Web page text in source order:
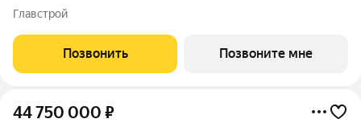
комнатная квартира на 4-м этаже с панорамным остеклением
и видом на школу. Береговой - квартал-курорт в центре
столицы. Пешеходная
Главстрой
Позвонить Позвоните мне
44 750 000 ₽